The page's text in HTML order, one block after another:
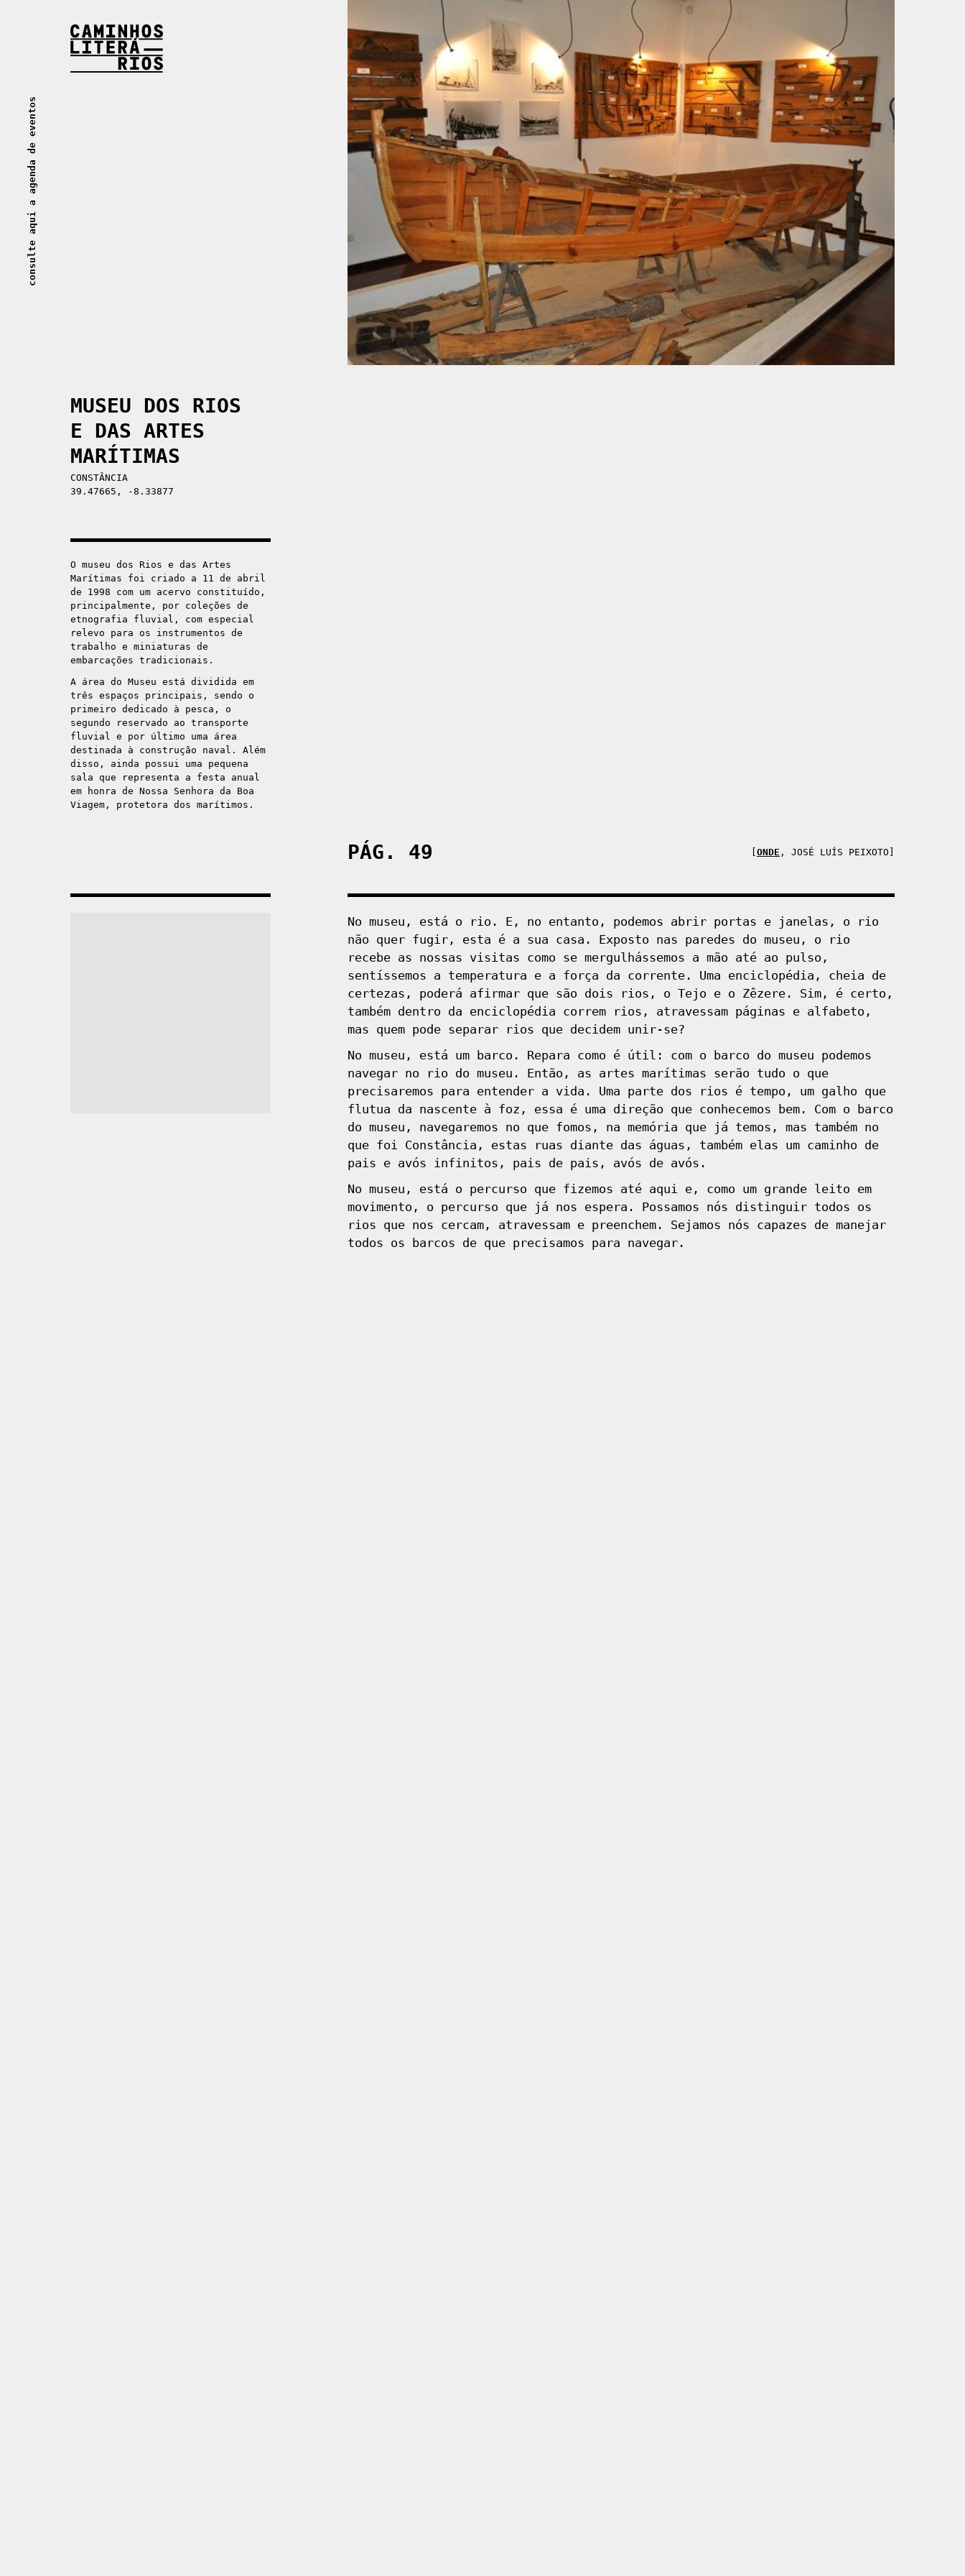
consulte aqui a agenda de eventos
MUSEU DOS RIOS
E DAS ARTES
MARÍTIMAS
CONSTÂNCIA
39.47665, -8.33877
O museu dos Rios e das Artes
Marítimas foi criado a 11 de abril
de 1998 com um acervo constituído,
principalmente, por coleções de
etnografia fluvial, com especial
relevo para os instrumentos de
trabalho e miniaturas de
embarcações tradicionais.
A área do Museu está dividida em
três espaços principais, sendo o
primeiro dedicado à pesca, o
segundo reservado ao transporte
fluvial e por último uma área
destinada à construção naval. Além
disso, ainda possui uma pequena
sala que representa a festa anual
em honra de Nossa Senhora da Boa
Viagem, protetora dos marítimos.
PÁG. 49 ONDE , JOSÉ LUÍS PEIXOTO
No museu, está o rio. E, no entanto, podemos abrir portas e janelas, o rio
não quer fugir, esta é a sua casa. Exposto nas paredes do museu, o rio
recebe as nossas visitas como se mergulhássemos a mão até ao pulso,
sentíssemos a temperatura e a força da corrente. Uma enciclopédia, cheia de
certezas, poderá afirmar que são dois rios, o Tejo e o Zêzere. Sim, é certo,
também dentro da enciclopédia correm rios, atravessam páginas e alfabeto,
mas quem pode separar rios que decidem unir-se?
No museu, está um barco. Repara como é útil: com o barco do museu podemos
navegar no rio do museu. Então, as artes marítimas serão tudo o que
precisaremos para entender a vida. Uma parte dos rios é tempo, um galho que
flutua da nascente à foz, essa é uma direção que conhecemos bem. Com o barco
do museu, navegaremos no que fomos, na memória que já temos, mas também no
que foi Constância, estas ruas diante das águas, também elas um caminho de
pais e avós infinitos, pais de pais, avós de avós.
No museu, está o percurso que fizemos até aqui e, como um grande leito em
movimento, o percurso que já nos espera. Possamos nós distinguir todos os
rios que nos cercam, atravessam e preenchem. Sejamos nós capazes de manejar
todos os barcos de que precisamos para navegar.